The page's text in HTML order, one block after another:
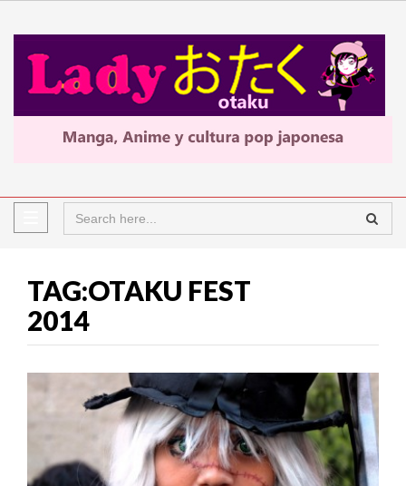
TAG:OTAKU FEST
2014